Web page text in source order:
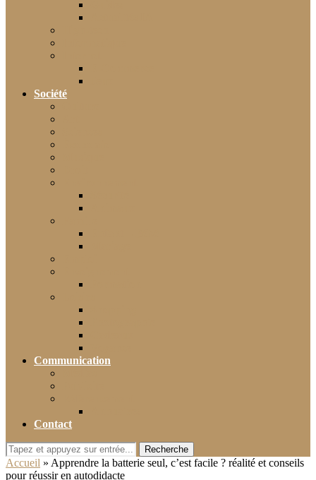
Société
Communication
Contact
Recherche
Accueil » Apprendre la batterie seul, c’est facile ? réalité et conseils
pour réussir en autodidacte